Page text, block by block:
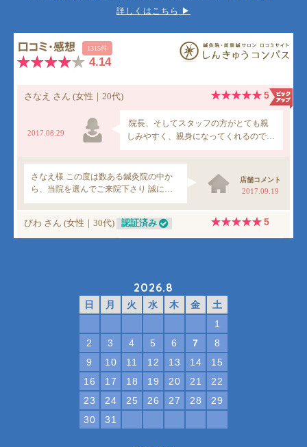
詳しくはこちら ▶︎
2026.8
日 月 火 水 木 金
土
1
2
3 4 5 6 7
8
9
10 11 12 13 14
15
16
17 18 19 20 21
22
23
24 25 26 27 28
29
30
31